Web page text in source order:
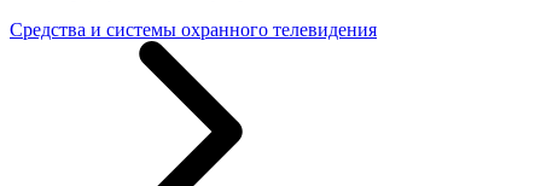
Средства и системы охранного телевидения